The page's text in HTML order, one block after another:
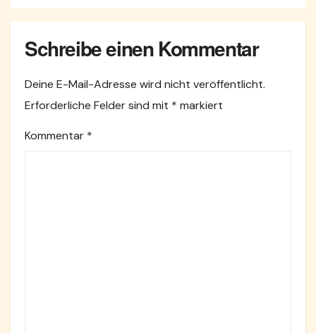
Schreibe einen Kommentar
Deine E-Mail-Adresse wird nicht veröffentlicht.
Erforderliche Felder sind mit * markiert
Kommentar *